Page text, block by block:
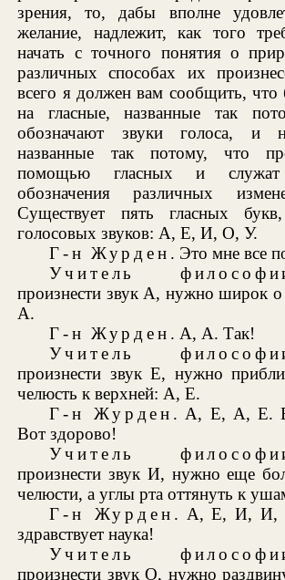
зрения, то, дабы вполне
желание, надлежит, как того
начать с точного понятия о
различных способах их
всего я должен вам сообщить, что
на гласные, названные так
обозначают звуки голоса, и
названные так потому, что
помощью гласных и
обозначения различных
Существует пять гласных
голосовых звуков: А, Е, И, О, У.
Г-н Журден . Это мне все
Учитель
произнести звук А, нужно широк о
А.
Г-н Журден . А, А. Так!
Учитель
произнести звук Е, нужно
челюсть к верхней: А, Е.
Г-н Журден . А, Е, А, Е. В
Вот здорово!
Учитель
произнести звук И, нужно еще
челюсти, а углы рта оттянуть к
Г-н Журден . А, Е, И, И,
здравствует наука!
Учитель
произнести звук О, нужно